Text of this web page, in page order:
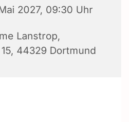
2027, 09:30 Uhr
Lanstrop,
44329 Dortmund